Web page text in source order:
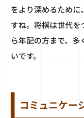
をより深めるために
すね。将棋は世代
ら年配の方まで、
いです。
コミュニケー